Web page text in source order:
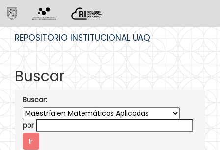
REPOSITORIO INSTITUCIONAL UAQ
Buscar
Buscar:
por